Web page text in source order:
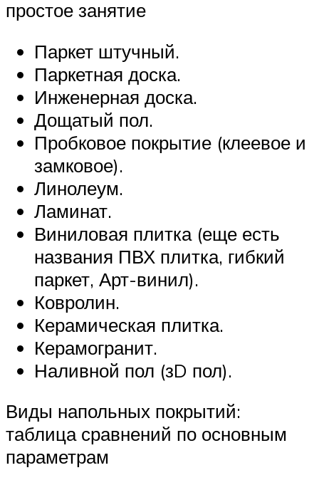
простое занятие
Паркет штучный.
Паркетная доска.
Инженерная доска.
Дощатый пол.
Пробковое покрытие (клеевое и
замковое).
Линолеум.
Ламинат.
Виниловая плитка (еще есть
названия ПВХ плитка, гибкий
паркет, Арт-винил).
Ковролин.
Керамическая плитка.
Керамогранит.
Наливной пол (зD пол).
Виды напольных покрытий:
таблица сравнений по основным
параметрам